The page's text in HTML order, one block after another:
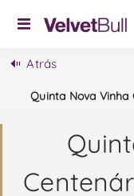
Atrás
Quinta Nova Vinha